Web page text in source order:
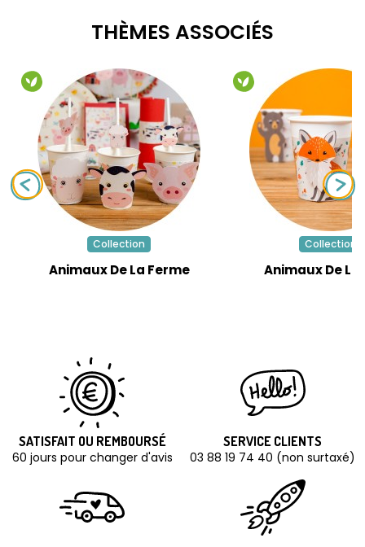
THÈMES ASSOCIÉS
Collection
Animaux De La Ferme
Collection
Animaux De La
SATISFAIT OU REMBOURSÉ
60 jours pour changer d'avis
SERVICE CLIENTS
03 88 19 74 40 (non surtaxé)